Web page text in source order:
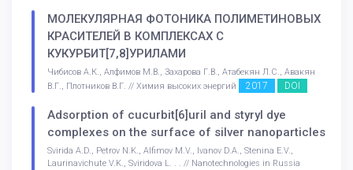
МОЛЕКУЛЯРНАЯ ФОТОНИКА ПОЛИМЕТИНОВЫХ
КРАСИТЕЛЕЙ В КОМПЛЕКСАХ С
КУКУРБИТ[7,8]УРИЛАМИ
Чибисов А.К., Алфимов М.В., Захарова Г.В., Атабекян Л.С., Авакян
В.Г., Плотников В.Г. // Химия высоких энергий
2017 DOI
Adsorption of сucurbit[6]uril and styryl dye
complexes on the surface of silver nanoparticles
Svirida A.D., Petrov N.K., Alfimov M.V., Ivanov D.A., Stenina E.V.,
Laurinavichute V.K., Sviridova L. . . // Nanotechnologies in Russia